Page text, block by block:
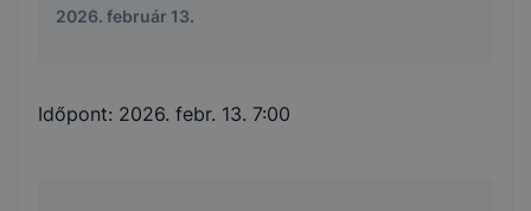
2026. február 13.
Időpont: 2026. febr. 13. 7:00